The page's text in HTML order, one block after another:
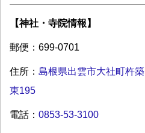
【神社・寺院情報】
郵便：699-0701
住所： 島根県出雲市大社町杵築
東195
電話： 0853-53-3100